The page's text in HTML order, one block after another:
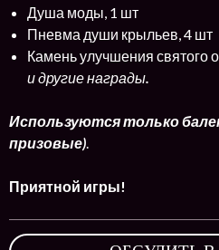
Душа моды, 1 шт
Пневма души крыльев, 4 шт
Камень улучшения святого
и другие награды.
Используются только
призовые)
Приятной игры!